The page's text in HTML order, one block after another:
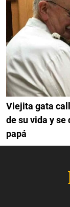
Viejita gata
de su vida y se
papá